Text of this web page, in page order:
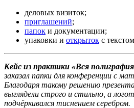
деловых визиток;
приглашений;
папок и документации;
упаковки и открыток с
Кейс из практики «Вся
заказал папки для конференции с
Благодаря такому решению
выглядели строго и стильно, а
подчёркивался тиснением серебром.